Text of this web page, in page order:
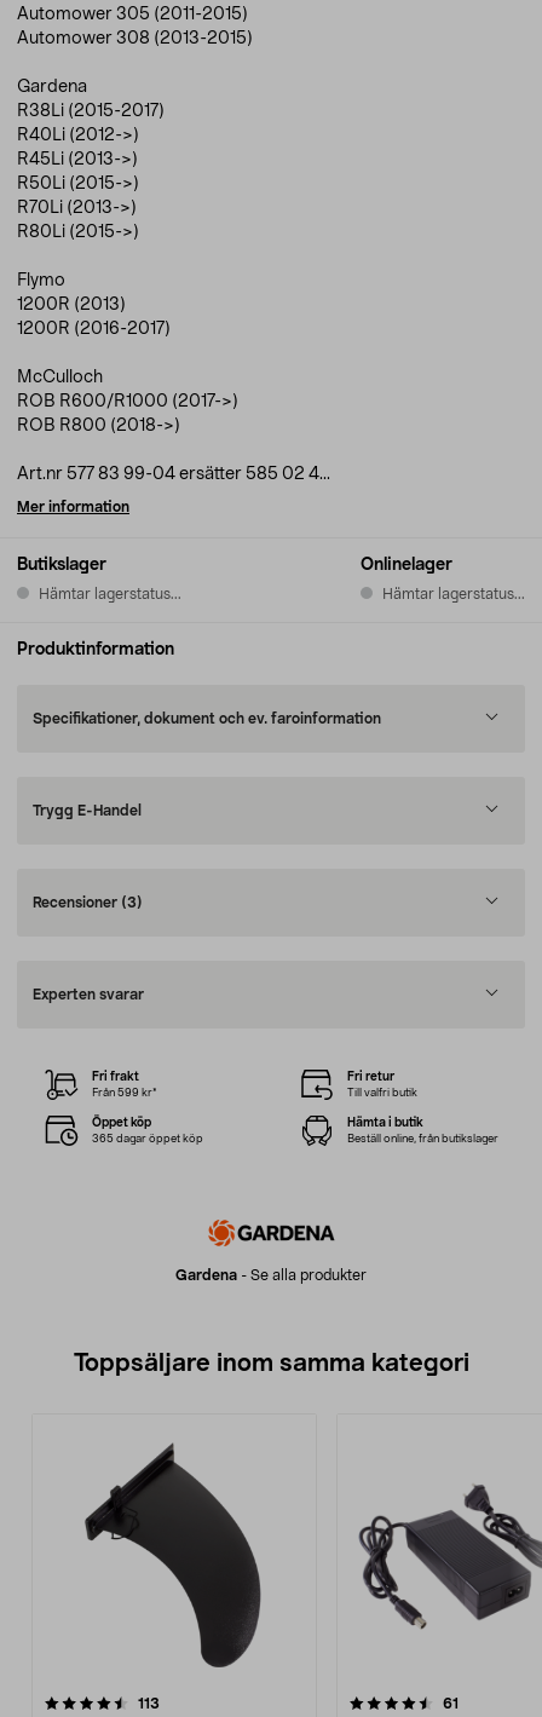
Butikslager
Hämtar lagerstatus...
Onlinelager
Hämtar lagerstatus...
Automower 305 (2011-2015)
Automower 308 (2013-2015)
Gardena
R38Li (2015-2017)
R40Li (2012->)
R45Li (2013->)
R50Li (2015->)
R70Li (2013->)
R80Li (2015->)
Flymo
1200R (2013)
1200R (2016-2017)
McCulloch
ROB R600/R1000 (2017->)
ROB R800 (2018->)
Art.nr 577 83 99-04 ersätter 585 02 4...
Mer information
Produktinformation
Specifikationer, dokument och ev. faroinformation
Trygg E-Handel
Recensioner (3)
Experten svarar
Gardena - Se alla produkter
Fri frakt
Från 599 kr*
Fri retur
Till valfri butik
Öppet köp
365 dagar öppet köp
Hämta i butik
Beställ online, från butikslager
Toppsäljare inom samma kategori
113
4.5 av 5 stjärnor 61
4.5 av 5 stjärnor